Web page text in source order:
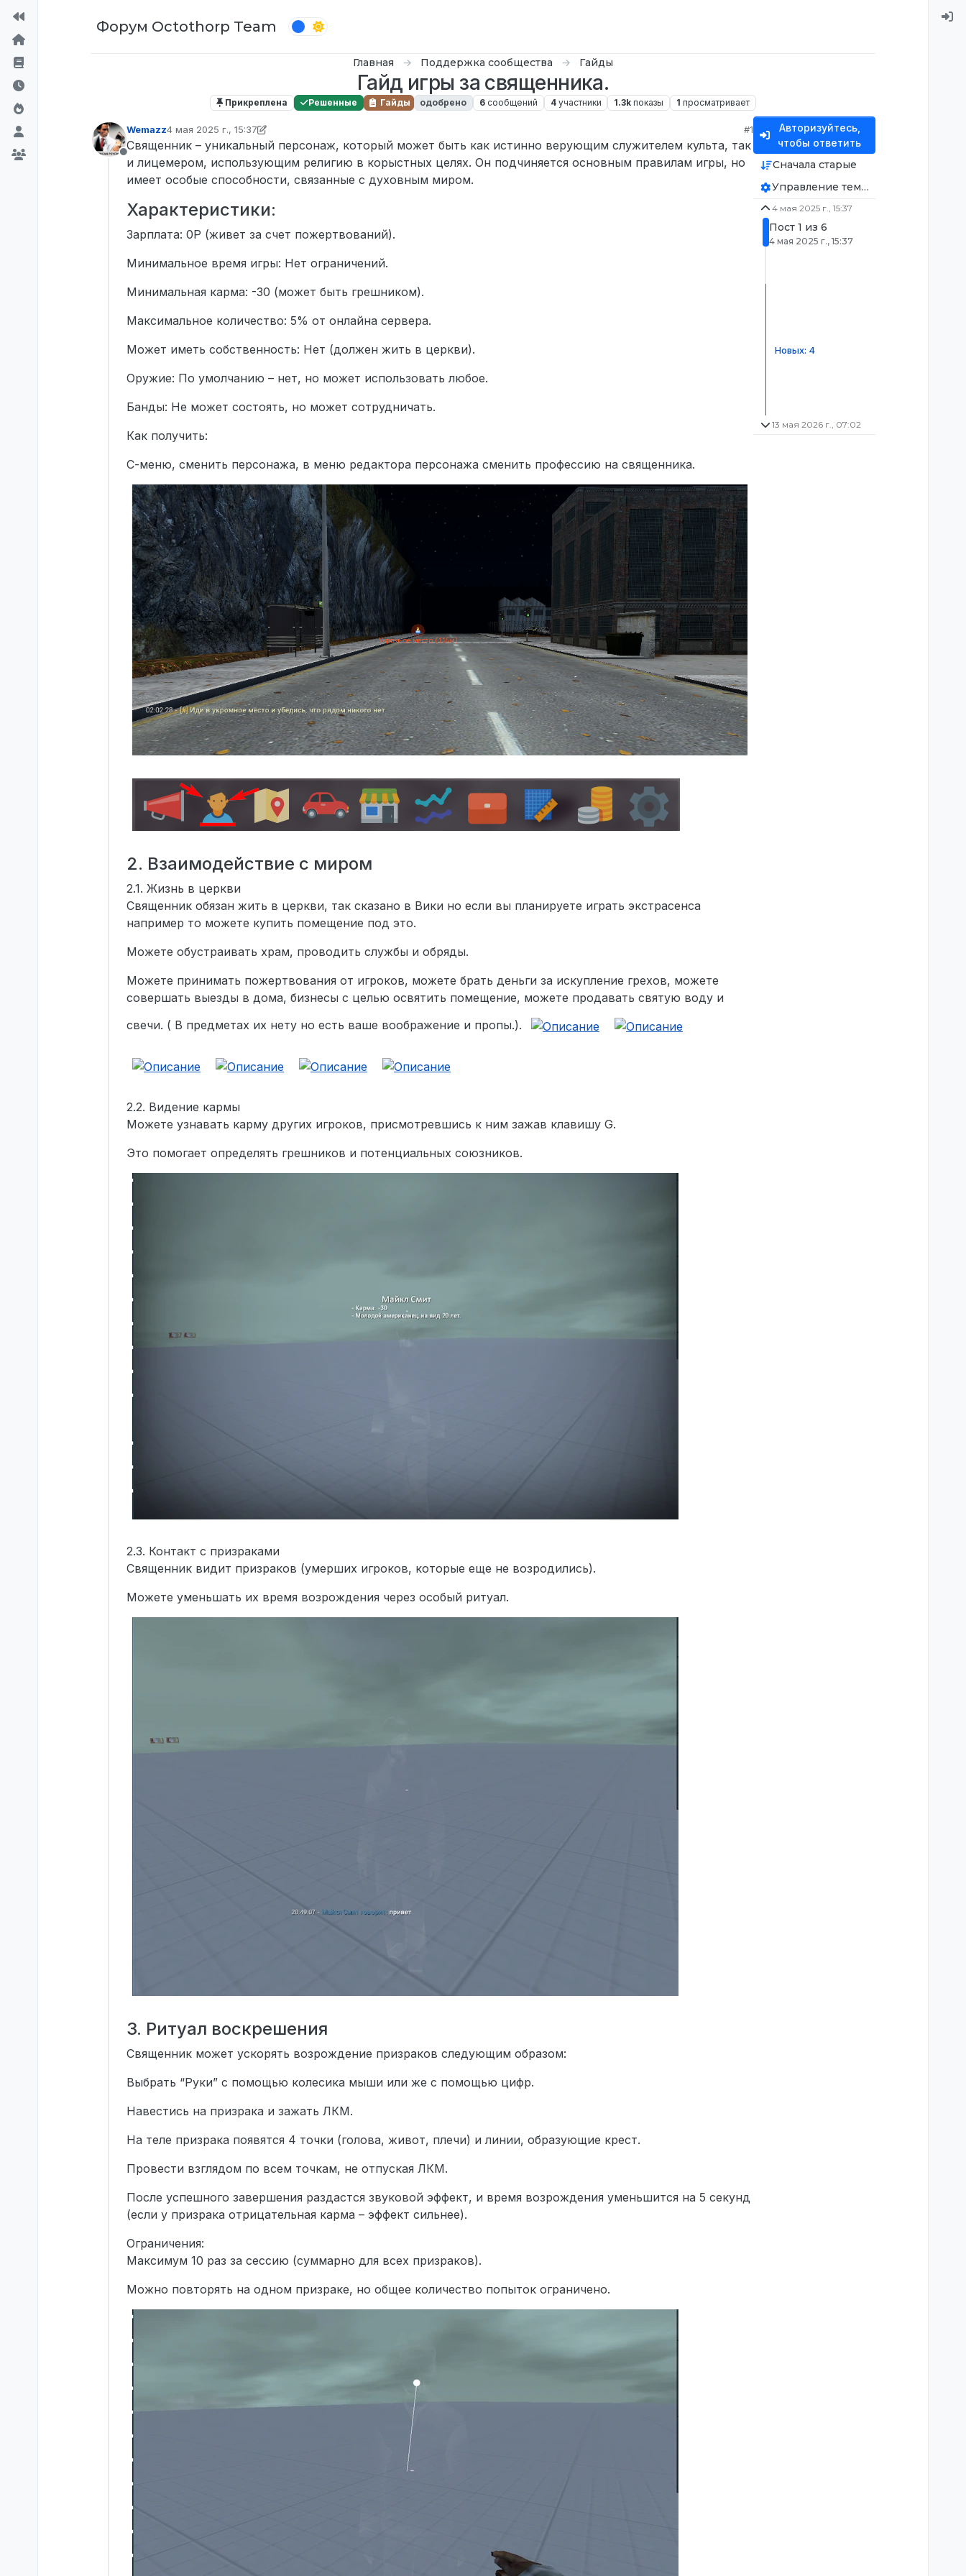
Форум Octothorp Team
Главная Поддержка сообщества Гайды
Гайд игры за священника.
Прикреплена Решенные Гайды одобрено 6 сообщений 4 участники 1.3k показы 1 просматривает
Не в сети
Wemazz4 мая 2025 г., 15:37
отредактировано Wemazz
#1
Священник – уникальный персонаж, который может быть как истинно верующим служителем культа, так
и лицемером, использующим религию в корыстных целях. Он подчиняется основным правилам игры, но
имеет особые способности, связанные с духовным миром.
Характеристики:
Зарплата: 0Р (живет за счет пожертвований).
Минимальное время игры: Нет ограничений.
Минимальная карма: -30 (может быть грешником).
Максимальное количество: 5% от онлайна сервера.
Может иметь собственность: Нет (должен жить в церкви).
Оружие: По умолчанию – нет, но может использовать любое.
Банды: Не может состоять, но может сотрудничать.
Как получить:
С-меню, сменить персонажа, в меню редактора персонажа сменить профессию на священника.
2. Взаимодействие с миром
2.1. Жизнь в церкви
Священник обязан жить в церкви, так сказано в Вики но если вы планируете играть экстрасенса
например то можете купить помещение под это.
Можете обустраивать храм, проводить службы и обряды.
Можете принимать пожертвования от игроков, можете брать деньги за искупление грехов, можете
совершать выезды в дома, бизнесы с целью освятить помещение, можете продавать святую воду и
свечи. ( В предметах их нету но есть ваше воображение и пропы.).
2.2. Видение кармы
Можете узнавать карму других игроков, присмотревшись к ним зажав клавишу G.
Это помогает определять грешников и потенциальных союзников.
2.3. Контакт с призраками
Священник видит призраков (умерших игроков, которые еще не возродились).
Можете уменьшать их время возрождения через особый ритуал.
3. Ритуал воскрешения
Священник может ускорять возрождение призраков следующим образом:
Выбрать “Руки” с помощью колесика мыши или же с помощью цифр.
Навестись на призрака и зажать ЛКМ.
На теле призрака появятся 4 точки (голова, живот, плечи) и линии, образующие крест.
Провести взглядом по всем точкам, не отпуская ЛКМ.
После успешного завершения раздастся звуковой эффект, и время возрождения уменьшится на 5 секунд
(если у призрака отрицательная карма – эффект сильнее).
Ограничения:
Максимум 10 раз за сессию (суммарно для всех призраков).
Можно повторять на одном призраке, но общее количество попыток ограничено.
Авторизуйтесь,
чтобы ответить
Сначала старые
Управление темой
4 мая 2025 г., 15:37
Пост 1 из 6
4 мая 2025 г., 15:37
Новых: 4
13 мая 2026 г., 07:02